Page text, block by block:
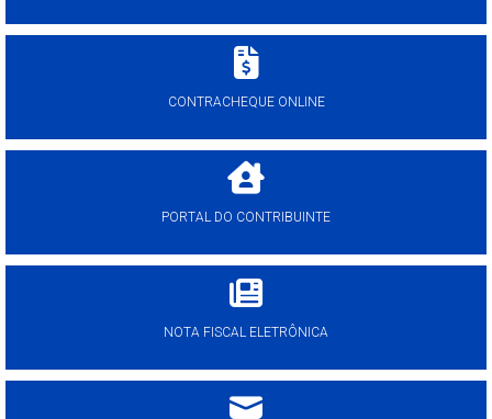
CONTRACHEQUE ONLINE
PORTAL DO CONTRIBUINTE
NOTA FISCAL ELETRÔNICA